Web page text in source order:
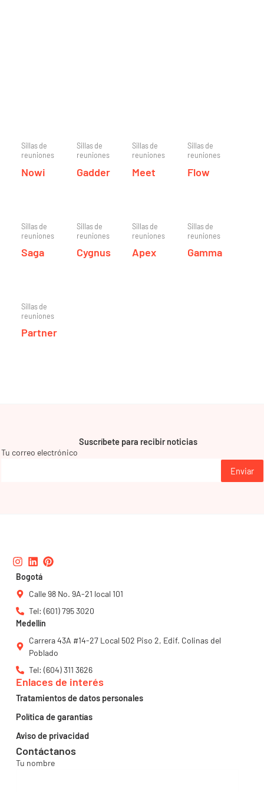
Sillas de
reuniones
Nowi
Sillas de
reuniones
Gadder
Sillas de
reuniones
Meet
Sillas de
reuniones
Flow
Sillas de
reuniones
Saga
Sillas de
reuniones
Cygnus
Sillas de
reuniones
Apex
Sillas de
reuniones
Gamma
Sillas de
reuniones
Partner
Suscríbete para recibir noticias
Tu correo electrónico
Enviar
Instagram
Linkedin
Pinterest
Bogotá
Calle 98 No. 9A-21 local 101
Tel: (601) 795 3020
Medellín
Carrera 43A #14-27 Local 502 Piso 2, Edif. Colinas del
Poblado
Tel: (604) 311 3626
Contáctanos
Tu nombre
Enlaces de interés
Tratamientos de datos personales
Política de garantías
Aviso de privacidad